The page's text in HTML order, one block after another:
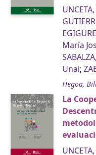
María
Unai;
Hegoa,
La